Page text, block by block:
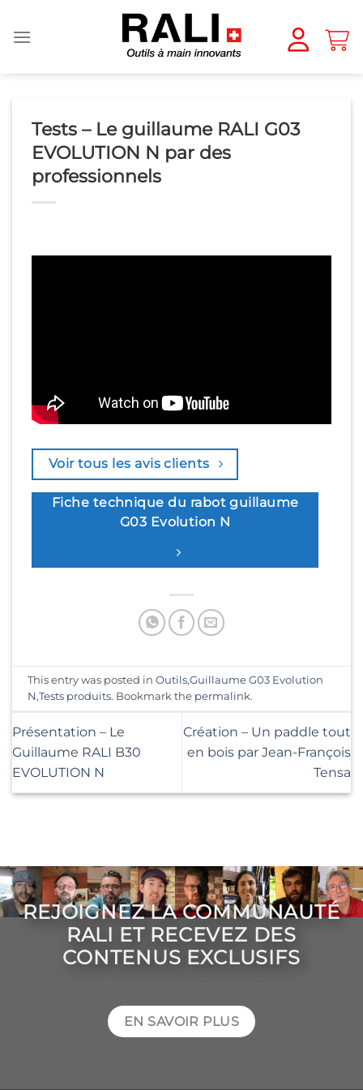
au
Tests – Le guillaume RALI G03
EVOLUTION N par des
professionnels
Voir tous les avis clients
Fiche technique du rabot guillaume
G03 Evolution N
This entry was posted inOutils,Guillaume G03 Evolution
N ,Tests produits. Bookmark the permalink.
Présentation – Le
Guillaume RALI B30
EVOLUTION N
Création – Un paddle tout
en bois par Jean-François
Tensa
REJOIGNEZ LA COMMUNAUTÉ
RALI ET RECEVEZ DES
CONTENUS EXCLUSIFS
EN SAVOIR PLUS